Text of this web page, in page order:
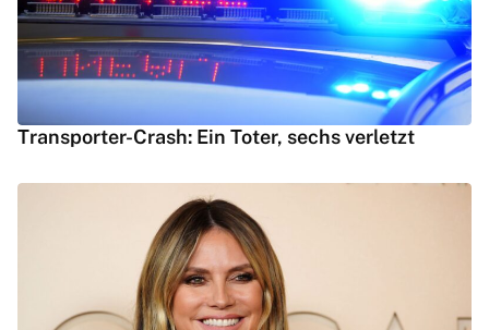
Transporter-Crash: Ein Toter, sechs verletzt